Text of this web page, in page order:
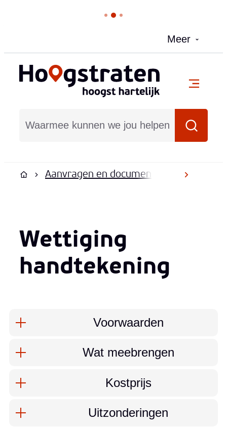
Meer
Hoogstraten
Zoeken
menu
scroll
Startpagina
Aanvragen en documenten
Wettiging
handtekening
Voorwaarden
Wat meebrengen
Kostprijs
Uitzonderingen